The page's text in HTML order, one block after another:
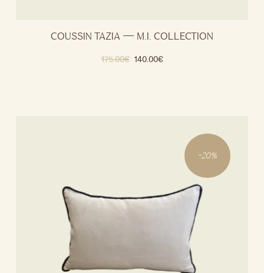
COUSSIN TAZIA — M.I. COLLECTION
175.00€ 140.00€
-20%